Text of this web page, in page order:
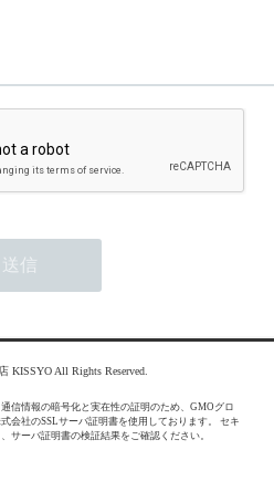
KISSYO All Rights Reserved.
信情報の暗号化と実在性の証明のため、GMOグロ
会社のSSLサーバ証明書を使用しております。 セキ
サーバ証明書の検証結果をご確認ください。